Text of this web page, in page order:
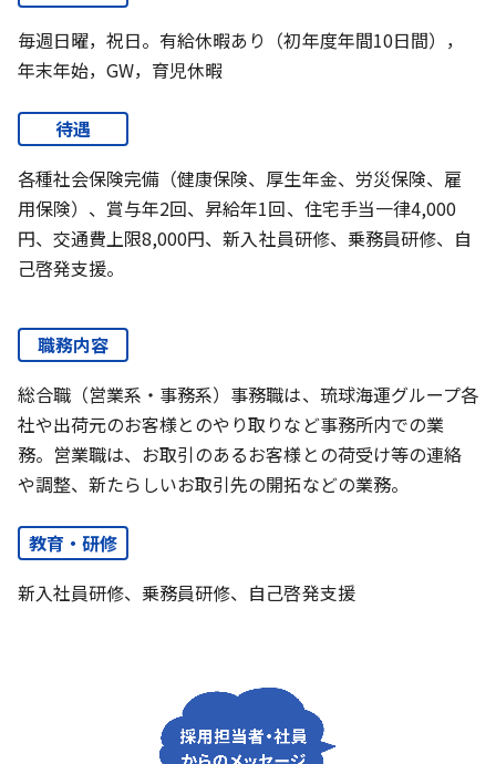
毎週日曜，祝日。有給休暇あり（初年度年間10日間），
年末年始，GW，育児休暇
待遇
各種社会保険完備（健康保険、厚生年金、労災保険、雇
用保険）、賞与年2回、昇給年1回、住宅手当一律4,000
円、交通費上限8,000円、新入社員研修、乗務員研修、自
己啓発支援。
職務内容
総合職（営業系・事務系）事務職は、琉球海運グループ各
社や出荷元のお客様とのやり取りなど事務所内での業
務。営業職は、お取引のあるお客様との荷受け等の連絡
や調整、新たらしいお取引先の開拓などの業務。
教育・研修
新入社員研修、乗務員研修、自己啓発支援